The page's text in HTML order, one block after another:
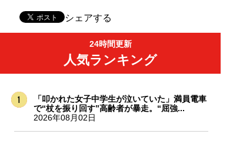
シェアする
24時間更新
人気ランキング
「叩かれた女子中学生が泣いていた」満員電車
で“杖を振り回す”高齢者が暴走。“屈強...
2026年08月02日